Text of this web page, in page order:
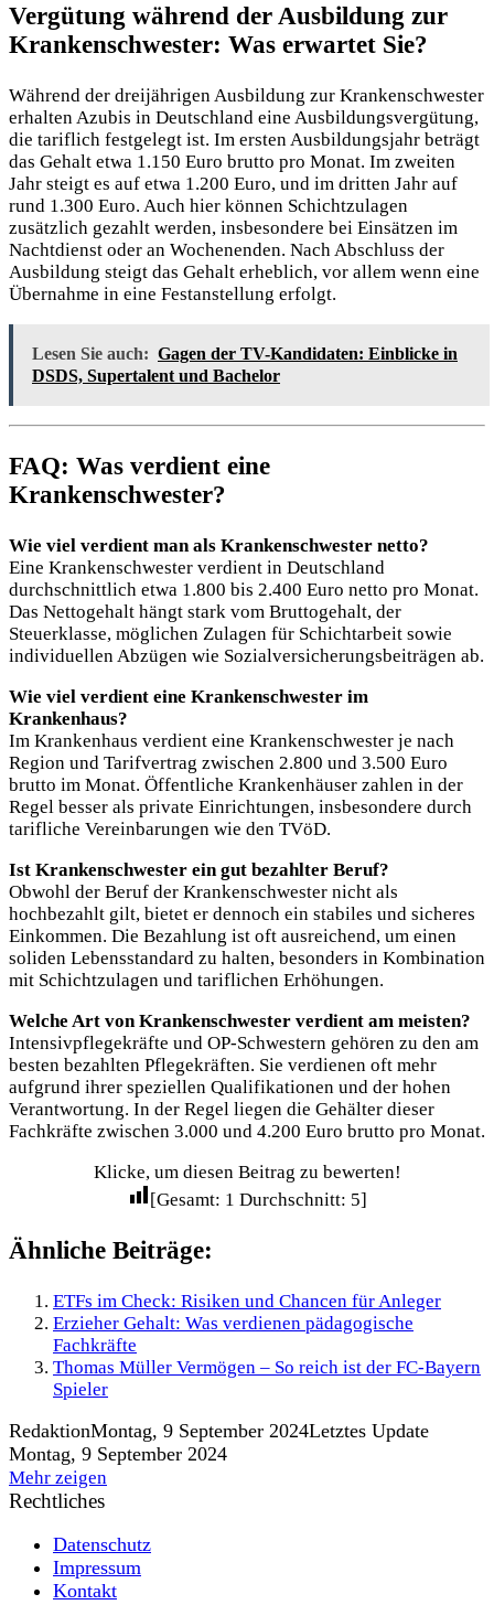
Vergütung während der Ausbildung zur
Krankenschwester: Was erwartet Sie?
Während der dreijährigen Ausbildung zur Krankenschwester
erhalten Azubis in Deutschland eine Ausbildungsvergütung,
die tariflich festgelegt ist. Im ersten Ausbildungsjahr beträgt
das Gehalt etwa 1.150 Euro brutto pro Monat. Im zweiten
Jahr steigt es auf etwa 1.200 Euro, und im dritten Jahr auf
rund 1.300 Euro. Auch hier können Schichtzulagen
zusätzlich gezahlt werden, insbesondere bei Einsätzen im
Nachtdienst oder an Wochenenden. Nach Abschluss der
Ausbildung steigt das Gehalt erheblich, vor allem wenn eine
Übernahme in eine Festanstellung erfolgt.
Lesen Sie auch: Gagen der TV-Kandidaten: Einblicke in
DSDS, Supertalent und Bachelor
FAQ: Was verdient eine
Krankenschwester?
Wie viel verdient man als Krankenschwester netto?
Eine Krankenschwester verdient in Deutschland
durchschnittlich etwa 1.800 bis 2.400 Euro netto pro Monat.
Das Nettogehalt hängt stark vom Bruttogehalt, der
Steuerklasse, möglichen Zulagen für Schichtarbeit sowie
individuellen Abzügen wie Sozialversicherungsbeiträgen ab.
Wie viel verdient eine Krankenschwester im
Krankenhaus?
Im Krankenhaus verdient eine Krankenschwester je nach
Region und Tarifvertrag zwischen 2.800 und 3.500 Euro
brutto im Monat. Öffentliche Krankenhäuser zahlen in der
Regel besser als private Einrichtungen, insbesondere durch
tarifliche Vereinbarungen wie den TVöD.
Ist Krankenschwester ein gut bezahlter Beruf?
Obwohl der Beruf der Krankenschwester nicht als
hochbezahlt gilt, bietet er dennoch ein stabiles und sicheres
Einkommen. Die Bezahlung ist oft ausreichend, um einen
soliden Lebensstandard zu halten, besonders in Kombination
mit Schichtzulagen und tariflichen Erhöhungen.
Welche Art von Krankenschwester verdient am meisten?
Intensivpflegekräfte und OP-Schwestern gehören zu den am
besten bezahlten Pflegekräften. Sie verdienen oft mehr
aufgrund ihrer speziellen Qualifikationen und der hohen
Verantwortung. In der Regel liegen die Gehälter dieser
Fachkräfte zwischen 3.000 und 4.200 Euro brutto pro Monat.
Klicke, um diesen Beitrag zu bewerten!
[Gesamt: 1 Durchschnitt: 5]
Ähnliche Beiträge:
ETFs im Check: Risiken und Chancen für Anleger
Erzieher Gehalt: Was verdienen pädagogische
Fachkräfte
Thomas Müller Vermögen – So reich ist der FC-Bayern
Spieler
RedaktionMontag, 9 September 2024Letztes Update
Montag, 9 September 2024
Mehr zeigen
Rechtliches
Datenschutz
Impressum
Kontakt